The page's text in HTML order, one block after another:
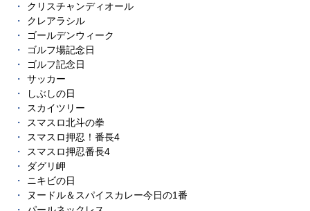
クリスチャンディオール
クレアラシル
ゴールデンウィーク
ゴルフ場記念日
ゴルフ記念日
サッカー
しぶしの日
スカイツリー
スマスロ北斗の拳
スマスロ押忍！番長4
スマスロ押忍番長4
ダグリ岬
ニキビの日
ヌードル＆スパイスカレー今日の1番